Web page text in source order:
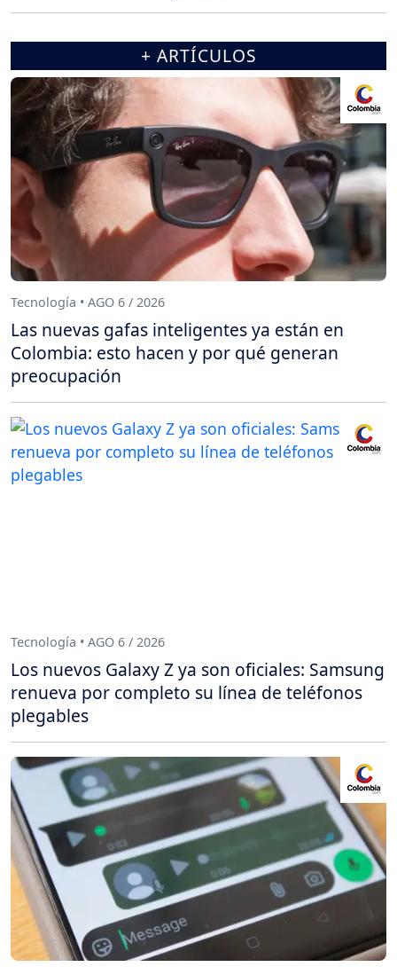
+ ARTÍCULOS
Tecnología • AGO 6 / 2026
Las nuevas gafas inteligentes ya están en
Colombia: esto hacen y por qué generan
preocupación
Tecnología • AGO 6 / 2026
Los nuevos Galaxy Z ya son oficiales: Samsung
renueva por completo su línea de teléfonos
plegables